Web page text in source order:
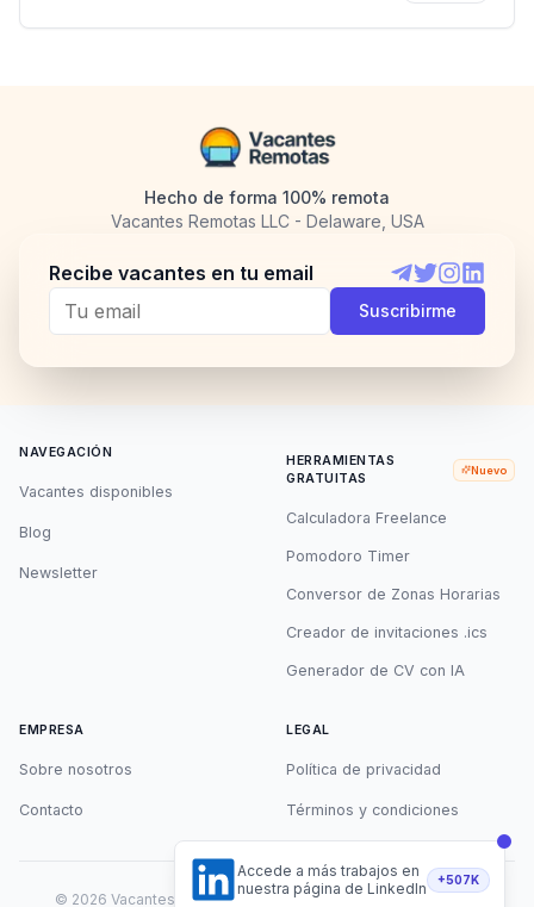
Hecho de forma 100% remota
Vacantes Remotas LLC - Delaware, USA
Recibe vacantes en tu email
Telegram
TwitterInstagram
Suscribirme
NAVEGACIÓN
Vacantes disponibles
Blog
Newsletter
HERRAMIENTAS
GRATUITAS
Nuevo
Calculadora Freelance
Pomodoro Timer
Conversor de Zonas Horarias
Creador de invitaciones .ics
Generador de CV con IA
EMPRESA
Sobre nosotros
Contacto
LEGAL
Política de privacidad
Términos y condiciones
© 2026 Vacantes Remotas. Todos los derechos reservados.
Accede a más trabajos en
nuestra página de LinkedIn
+507K